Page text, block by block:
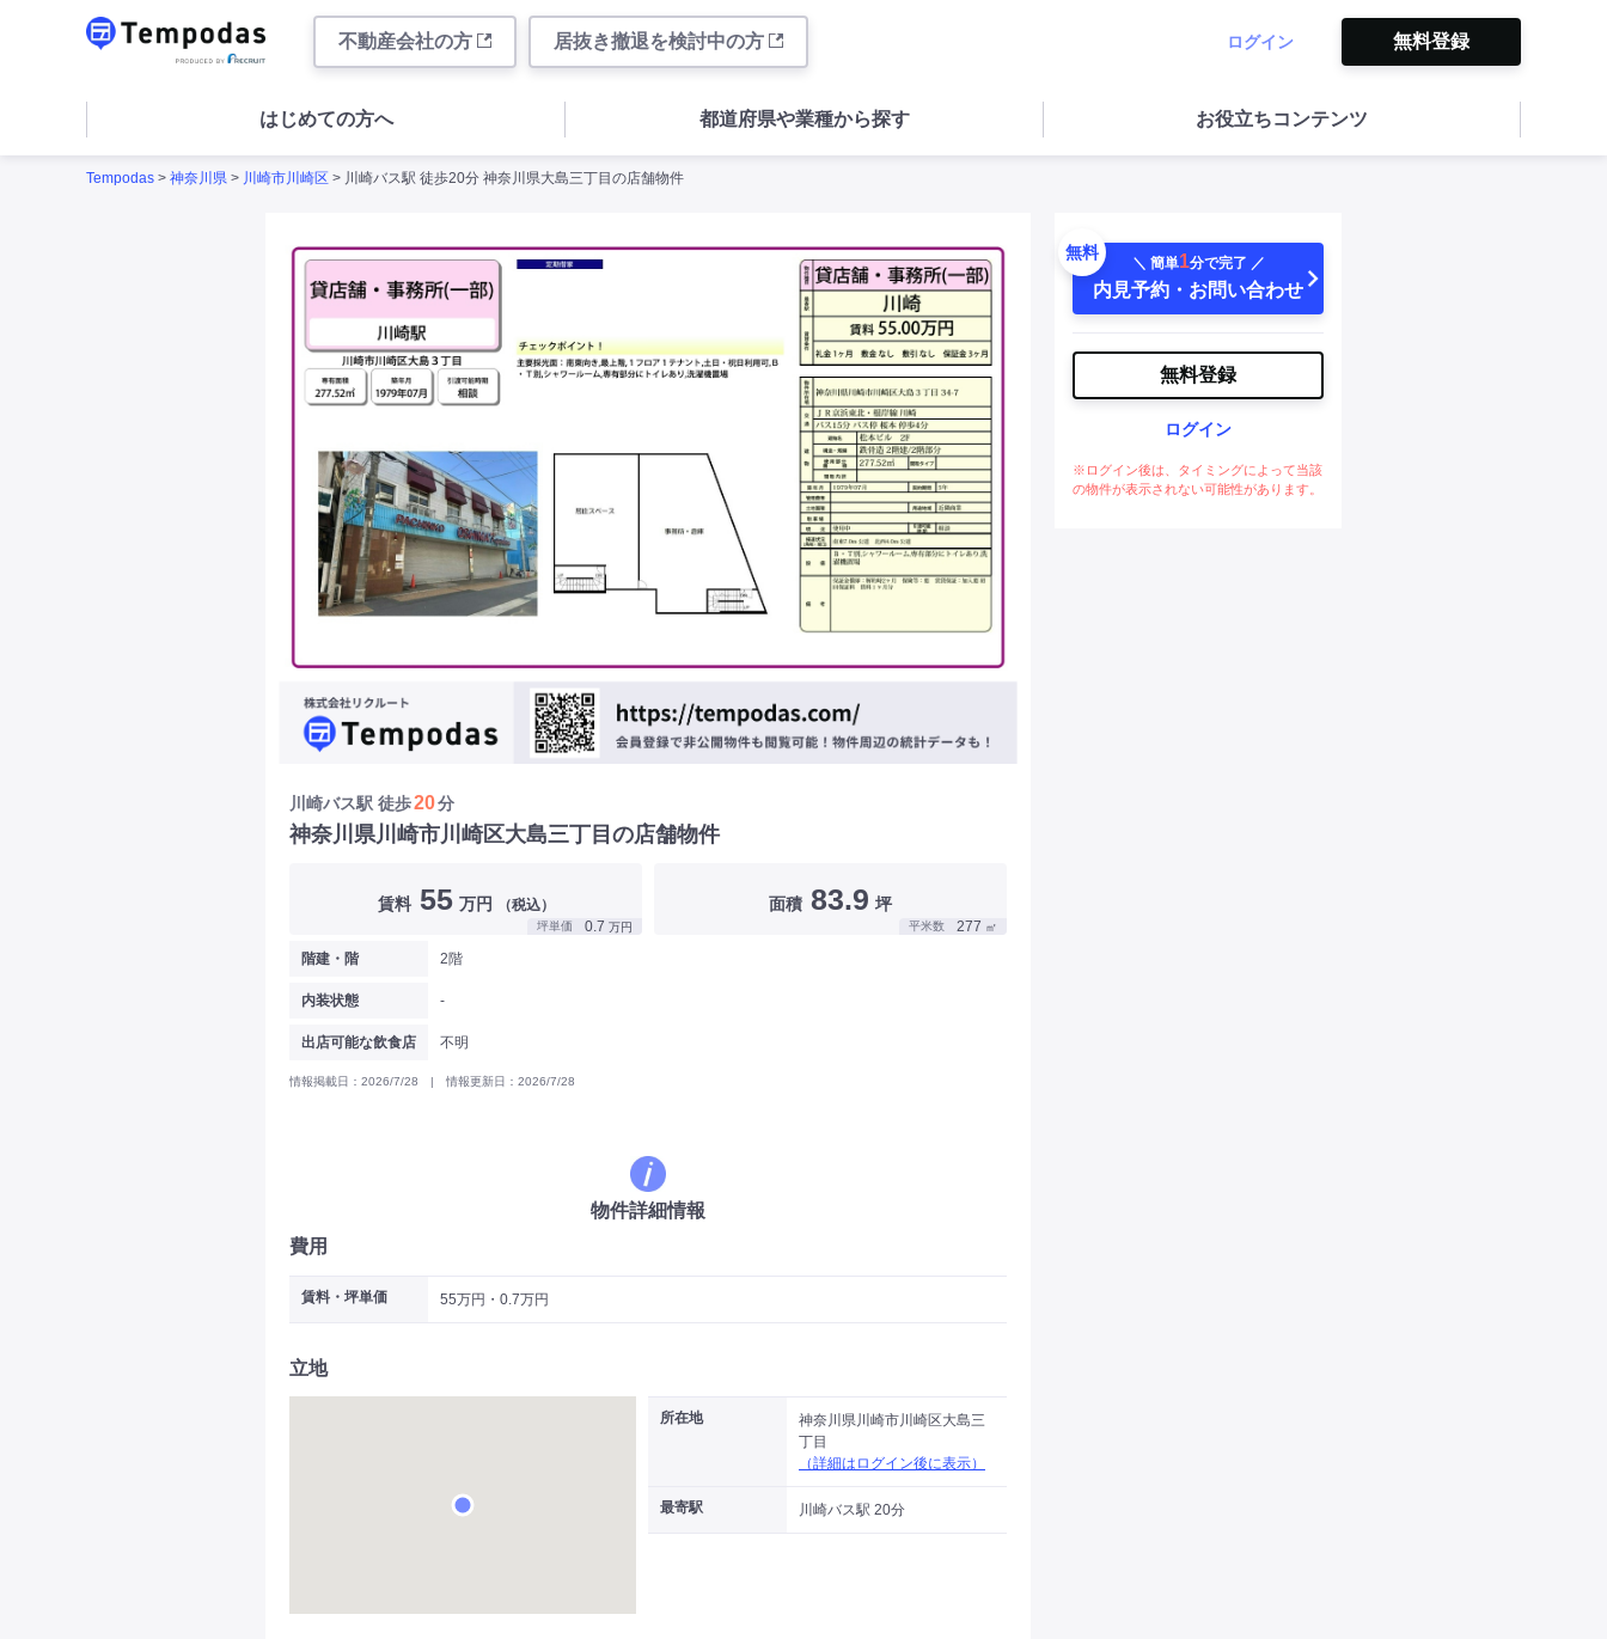
不動産会社の方 居抜き撤退を検討中の方 ログイン 無料登録
はじめての方へ 都道府県や業種から探す お役立ちコンテンツ
Tempodas > 神奈川県 > 川崎市川崎区 > 川崎バス駅 徒歩20分 神奈川県大島三丁目の店舗物件
川崎バス駅 徒歩20分
神奈川県川崎市川崎区大島三丁目の店舗物件
賃料 55 万円 （税込）
坪単価 0.7 万円
面積 83.9 坪
平米数 277 ㎡
階建・階 2階
内装状態 -
出店可能な飲食店 不明
情報掲載日：2026/7/28 | 情報更新日：2026/7/28
物件詳細情報
費用
賃料・坪単価 55万円・0.7万円
立地
所在地
神奈川県川崎市川崎区大島三
丁目
（詳細はログイン後に表示）
最寄駅 川崎バス駅 20分
無料
＼ 簡単1分で完了 ／
内見予約・お問い合わせ
無料登録
ログイン
※ログイン後は、タイミングによって当該
の物件が表示されない可能性があります。